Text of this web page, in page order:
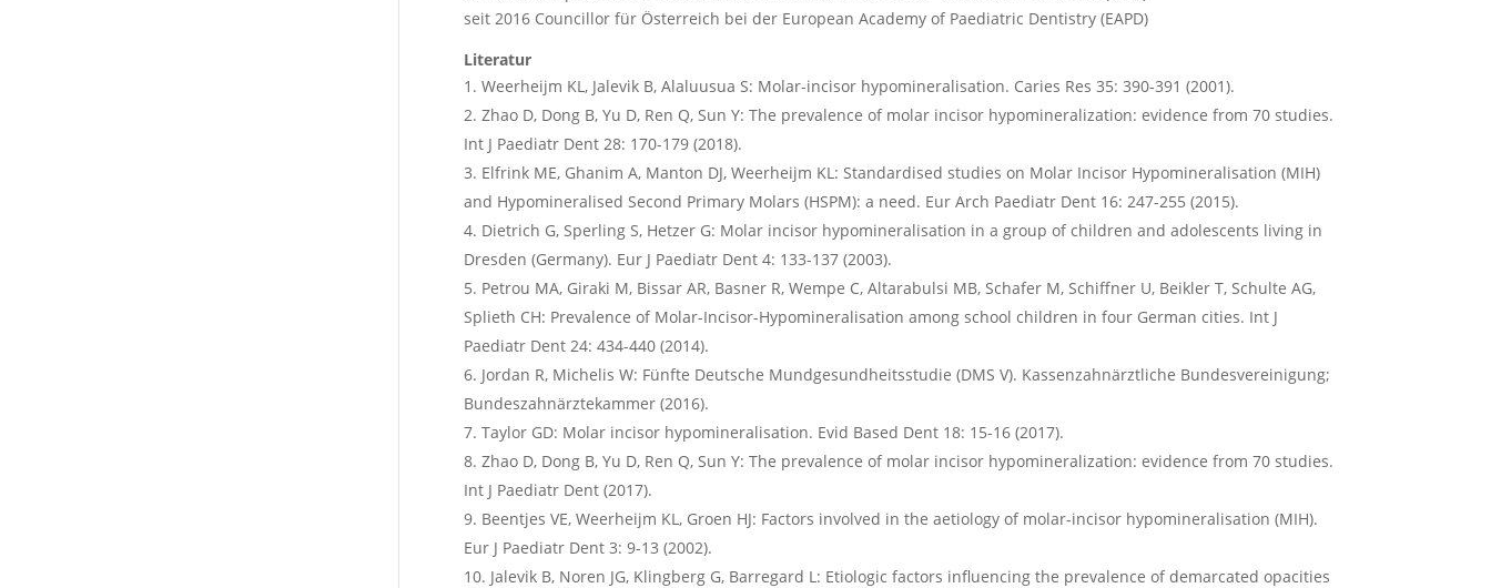
seit 2016 Councillor für Österreich bei der European Academy of Paediatric Dentistry (EAPD)
Literatur
Weerheijm KL, Jalevik B, Alaluusua S: Molar-incisor hypomineralisation. Caries Res 35: 390-391 (2001).
Zhao D, Dong B, Yu D, Ren Q, Sun Y: The prevalence of molar incisor hypomineralization: evidence from 70 studies.
Int J Paediatr Dent 28: 170-179 (2018).
Elfrink ME, Ghanim A, Manton DJ, Weerheijm KL: Standardised studies on Molar Incisor Hypomineralisation (MIH)
and Hypomineralised Second Primary Molars (HSPM): a need. Eur Arch Paediatr Dent 16: 247-255 (2015).
Dietrich G, Sperling S, Hetzer G: Molar incisor hypomineralisation in a group of children and adolescents living in
Dresden (Germany). Eur J Paediatr Dent 4: 133-137 (2003).
Petrou MA, Giraki M, Bissar AR, Basner R, Wempe C, Altarabulsi MB, Schafer M, Schiffner U, Beikler T, Schulte AG,
Splieth CH: Prevalence of Molar-Incisor-Hypomineralisation among school children in four German cities. Int J
Paediatr Dent 24: 434-440 (2014).
Jordan R, Michelis W: Fünfte Deutsche Mundgesundheitsstudie (DMS V). Kassenzahnärztliche Bundesvereinigung;
Bundeszahnärztekammer (2016).
Taylor GD: Molar incisor hypomineralisation. Evid Based Dent 18: 15-16 (2017).
Zhao D, Dong B, Yu D, Ren Q, Sun Y: The prevalence of molar incisor hypomineralization: evidence from 70 studies.
Int J Paediatr Dent (2017).
Beentjes VE, Weerheijm KL, Groen HJ: Factors involved in the aetiology of molar-incisor hypomineralisation (MIH).
Eur J Paediatr Dent 3: 9-13 (2002).
Jalevik B, Noren JG, Klingberg G, Barregard L: Etiologic factors influencing the prevalence of demarcated opacities